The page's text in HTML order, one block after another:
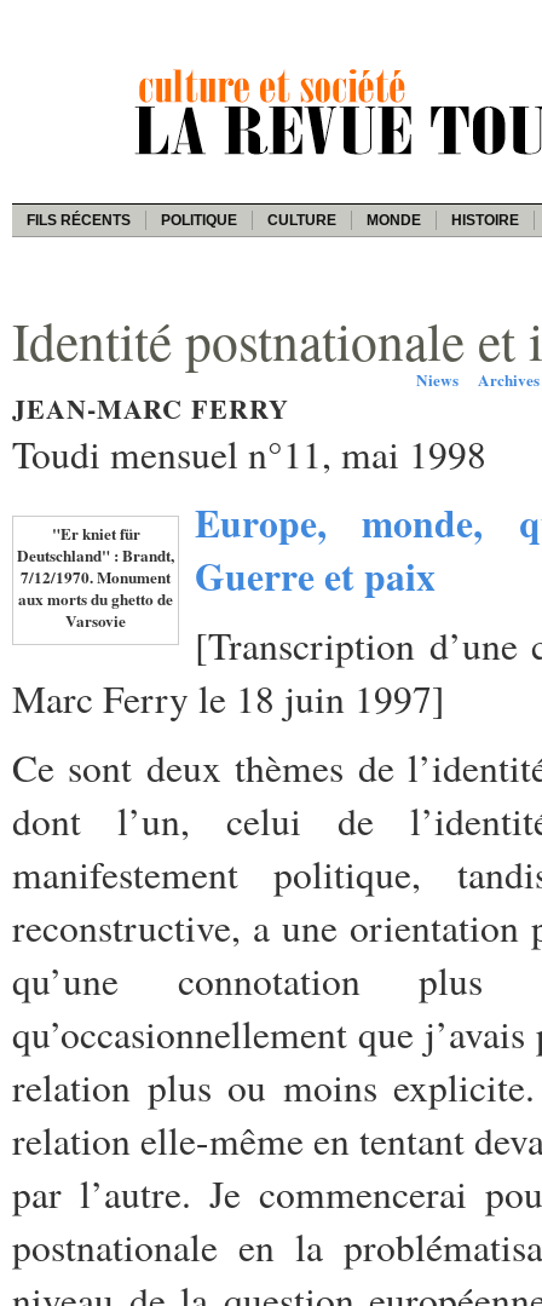
FILS RÉCENTS POLITIQUE CULTURE MONDE HISTOIRE
Identité postnationale
Niews Archives
JEAN-MARC FERRY
Toudi mensuel n°11, mai 1998
"Er kniet für
Deutschland" : Brandt,
7/12/1970. Monument
aux morts du ghetto de
Varsovie
Europe, monde,
Guerre et paix
[Transcription d’une
Marc Ferry le 18 juin 1997]
Ce sont deux thèmes de
dont l’un, celui de
manifestement politique,
reconstructive, a une orientation
qu’une connotation plus
qu’occasionnellement que
relation plus ou moins
relation elle-même en tentant
par l’autre. Je commencerai
postnationale en la